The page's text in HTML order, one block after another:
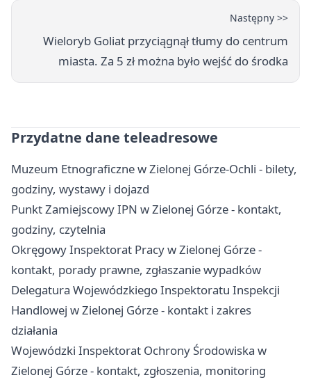
Następny >>
Wieloryb Goliat przyciągnął tłumy do centrum
miasta. Za 5 zł można było wejść do środka
Przydatne dane teleadresowe
Muzeum Etnograficzne w Zielonej Górze-Ochli - bilety,
godziny, wystawy i dojazd
Punkt Zamiejscowy IPN w Zielonej Górze - kontakt,
godziny, czytelnia
Okręgowy Inspektorat Pracy w Zielonej Górze -
kontakt, porady prawne, zgłaszanie wypadków
Delegatura Wojewódzkiego Inspektoratu Inspekcji
Handlowej w Zielonej Górze - kontakt i zakres
działania
Wojewódzki Inspektorat Ochrony Środowiska w
Zielonej Górze - kontakt, zgłoszenia, monitoring